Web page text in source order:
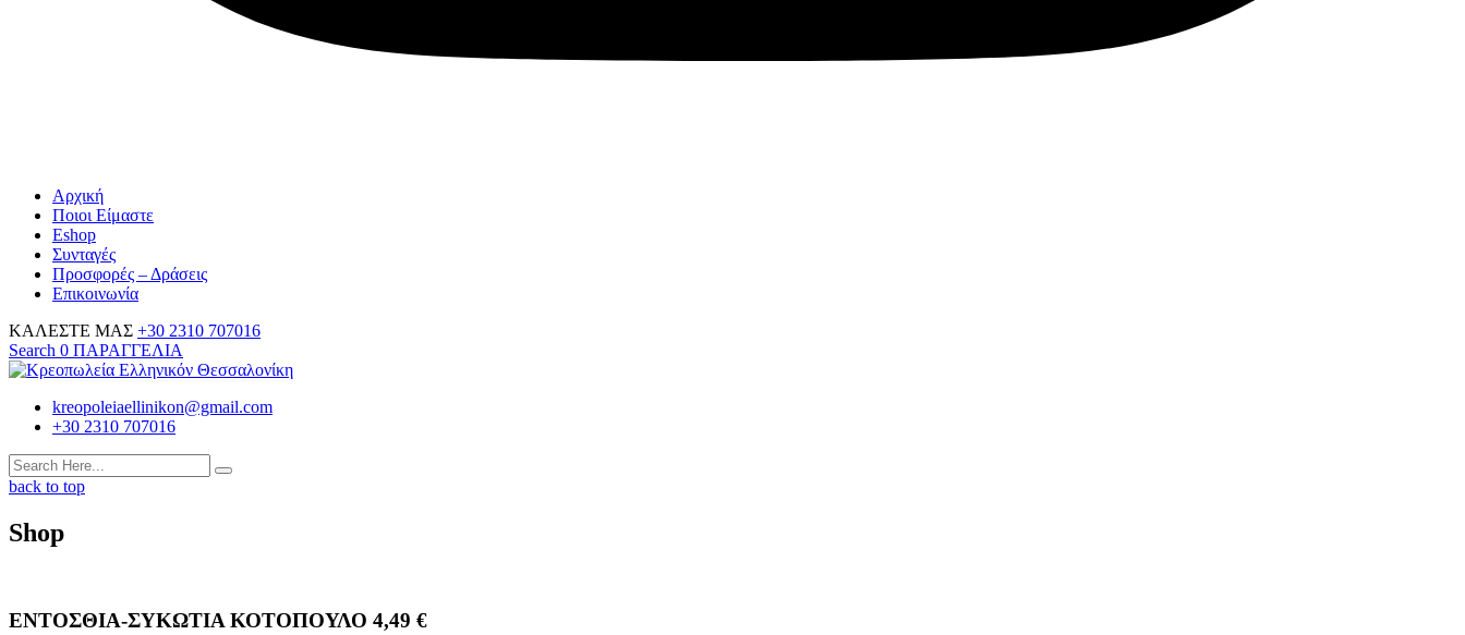
Αρχική
Ποιοι Είμαστε
Eshop
Συνταγές
Προσφορές – Δράσεις
Επικοινωνία
ΚΑΛΕΣΤΕ ΜΑΣ +30 2310 707016
Search 0 ΠΑΡΑΓΓΕΛΙΑ
kreopoleiaellinikon@gmail.com
+30 2310 707016
back to top
Shop
ΕΝΤΟΣΘΙΑ-ΣΥΚΩΤΙΑ ΚΟΤΟΠΟΥΛΟ 4,49 €